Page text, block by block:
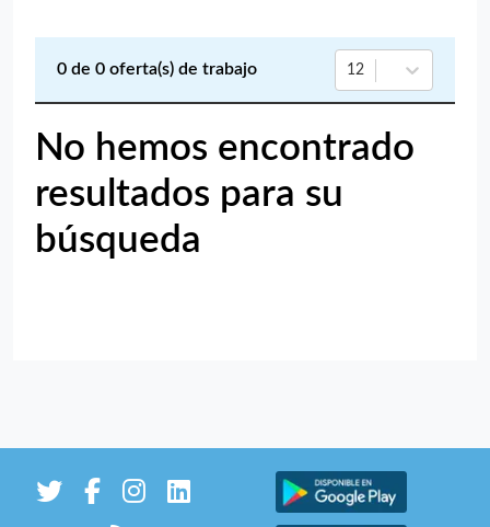
0 de 0 oferta(s) de trabajo 12
No hemos encontrado
resultados para su
búsqueda